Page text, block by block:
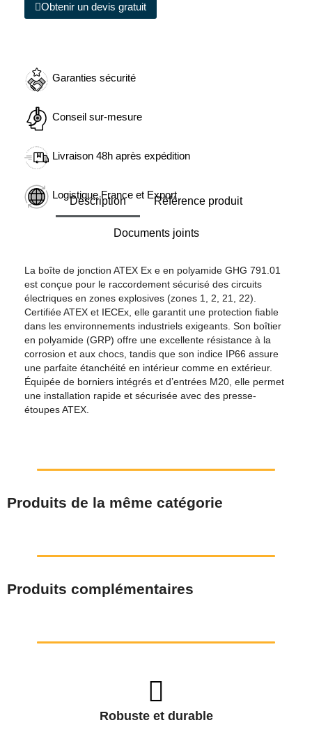
Obtenir un devis gratuit
Garanties sécurité
Conseil sur-mesure
Livraison 48h après expédition
Logistique France et Export
Description Référence produit
Documents joints
La boîte de jonction ATEX Ex e en polyamide GHG 791.01
est conçue pour le raccordement sécurisé des circuits
électriques en zones explosives (zones 1, 2, 21, 22).
Certifiée ATEX et IECEx, elle garantit une protection fiable
dans les environnements industriels exigeants. Son boîtier
en polyamide (GRP) offre une excellente résistance à la
corrosion et aux chocs, tandis que son indice IP66 assure
une parfaite étanchéité en intérieur comme en extérieur.
Équipée de borniers intégrés et d’entrées M20, elle permet
une installation rapide et sécurisée avec des presse-
étoupes ATEX.
Produits de la même catégorie
Produits complémentaires
Robuste et durable